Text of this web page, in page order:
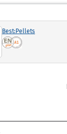
Best:Pellets